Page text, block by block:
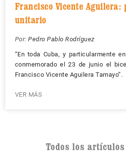
Francisco Vicente Aguilera:
unitario
Por: Pedro Pablo Rodríguez
“En toda Cuba, y particularmente
conmemorado el 23 de junio el
Francisco Vicente Aguilera Tamayo”.
VER MÁS
Todos los